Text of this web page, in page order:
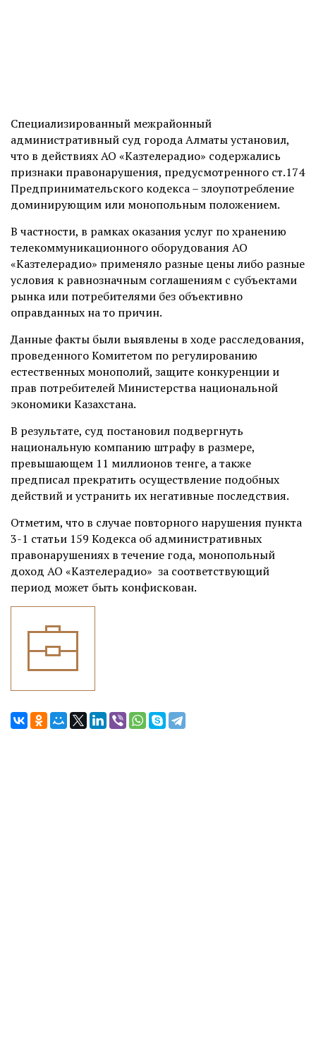
Специализированный межрайонный
административный суд города Алматы установил,
что в действиях АО «Казтелерадио» содержались
признаки правонарушения, предусмотренного ст.174
Предпринимательского кодекса – злоупотребление
доминирующим или монопольным положением.
В частности, в рамках оказания услуг по хранению
телекоммуникационного оборудования АО
«Казтелерадио» применяло разные цены либо разные
условия к равнозначным соглашениям с субъектами
рынка или потребителями без объективно
оправданных на то причин.
Данные факты были выявлены в ходе расследования,
проведенного Комитетом по регулированию
естественных монополий, защите конкуренции и
прав потребителей Министерства национальной
экономики Казахстана.
В результате, суд постановил подвергнуть
национальную компанию штрафу в размере,
превышающем 11 миллионов тенге, а также
предписал прекратить осуществление подобных
действий и устранить их негативные последствия.
Отметим, что в случае повторного нарушения пункта
3-1 статьи 159 Кодекса об административных
правонарушениях в течение года, монопольный
доход АО «Казтелерадио» за соответствующий
период может быть конфискован.